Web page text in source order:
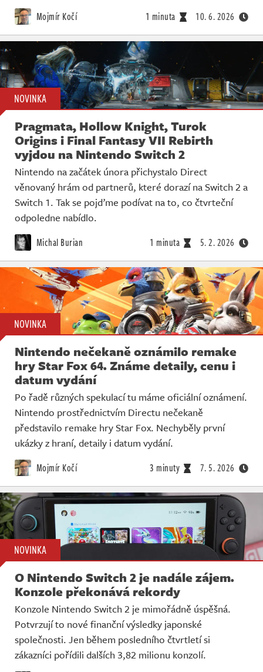
Mojmír Kočí 1 minuta 10. 6. 2026
NOVINKA
Pragmata, Hollow Knight, Turok
Origins i Final Fantasy VII Rebirth
vyjdou na Nintendo Switch 2
Nintendo na začátek února přichystalo Direct
věnovaný hrám od partnerů, které dorazí na Switch 2 a
Switch 1. Tak se pojďme podívat na to, co čtvrteční
odpoledne nabídlo.
Michal Burian 1 minuta 5. 2. 2026
NOVINKA
Nintendo nečekaně oznámilo remake
hry Star Fox 64. Známe detaily, cenu i
datum vydání
Po řadě různých spekulací tu máme oficiální oznámení.
Nintendo prostřednictvím Directu nečekaně
představilo remake hry Star Fox. Nechyběly první
ukázky z hraní, detaily i datum vydání.
Mojmír Kočí 3 minuty 7. 5. 2026
NOVINKA
O Nintendo Switch 2 je nadále zájem.
Konzole překonává rekordy
Konzole Nintendo Switch 2 je mimořádně úspěšná.
Potvrzují to nové finanční výsledky japonské
společnosti. Jen během posledního čtvrtletí si
zákazníci pořídili dalších 3,82 milionu konzolí.